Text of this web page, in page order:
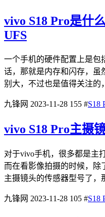
vivo S18 Pro是什
UFS
一个手机的硬件配置上是包
话，那就是内存和闪存，虽
别大，不过也是值得关注的
九锋网 2023-11-28 155 #S18
vivo S18 Pro主摄
对于vivo手机，很多都是主
而在看影像拍摄的时候，除
主摄镜头的传感器型号了，
九锋网 2023-11-28 105 #S18